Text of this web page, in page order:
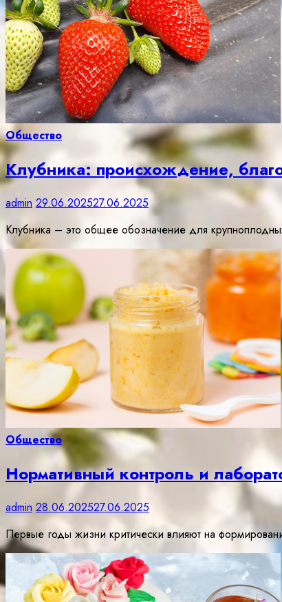
Общество
Клубника: происхождение,
admin 29.06.202527.06.2025
Клубника – это общее обозначение для
Общество
Нормативный контроль и
admin 28.06.202527.06.2025
Первые годы жизни критически влияют на